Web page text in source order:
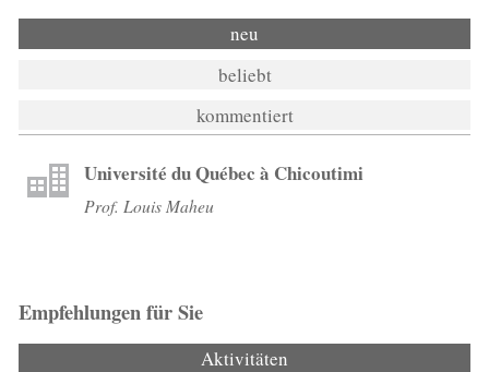
neu
beliebt
kommentiert
Université du Québec à Chicoutimi
Prof. Louis Maheu
Empfehlungen für Sie
Aktivitäten